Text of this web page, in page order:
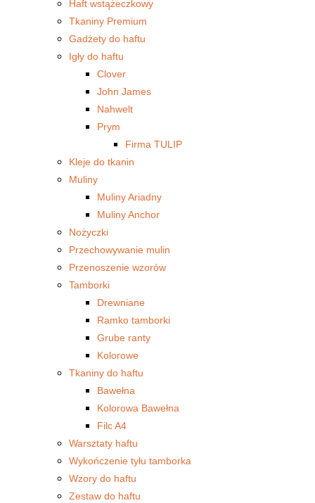
Haft wstążeczkowy
Tkaniny Premium
Gadżety do haftu
Igły do haftu
Clover
John James
Nahwelt
Prym
Firma TULIP
Kleje do tkanin
Muliny
Muliny Ariadny
Muliny Anchor
Nożyczki
Przechowywanie mulin
Przenoszenie wzorów
Tamborki
Drewniane
Ramko tamborki
Grube ranty
Kolorowe
Tkaniny do haftu
Bawełna
Kolorowa Bawełna
Filc A4
Warsztaty haftu
Wykończenie tyłu tamborka
Wzory do haftu
Zestaw do haftu